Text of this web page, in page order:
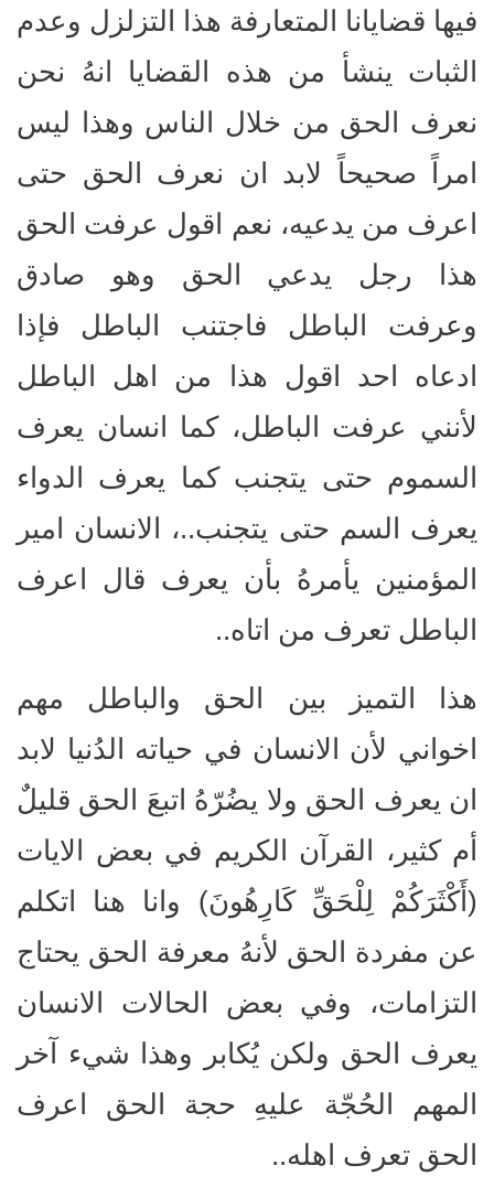
فيها قضايانا المتعارفة هذا التزلزل وعدم
الثبات ينشأ من هذه القضايا انهُ نحن
نعرف الحق من خلال الناس وهذا ليس
امراً صحيحاً لابد ان نعرف الحق حتى
اعرف من يدعيه، نعم اقول عرفت الحق
هذا رجل يدعي الحق وهو صادق
وعرفت الباطل فاجتنب الباطل فإذا
ادعاه احد اقول هذا من اهل الباطل
لأنني عرفت الباطل، كما انسان يعرف
السموم حتى يتجنب كما يعرف الدواء
يعرف السم حتى يتجنب..، الانسان امير
المؤمنين يأمرهُ بأن يعرف قال اعرف
الباطل تعرف من اتاه..
هذا التميز بين الحق والباطل مهم
اخواني لأن الانسان في حياته الدُنيا لابد
ان يعرف الحق ولا يضُرّهُ اتبعَ الحق قليلٌ
أم كثير، القرآن الكريم في بعض الايات
(أَكْثَرَكُمْ لِلْحَقِّ كَارِهُونَ) وانا هنا اتكلم
عن مفردة الحق لأنهُ معرفة الحق يحتاج
التزامات، وفي بعض الحالات الانسان
يعرف الحق ولكن يُكابر وهذا شيء آخر
المهم الحُجّة عليهِ حجة الحق اعرف
الحق تعرف اهله..